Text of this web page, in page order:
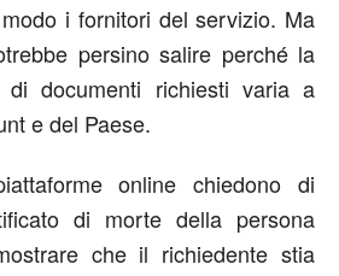
i fornitori del servizio. Ma
persino salire perché la
documenti richiesti varia a
e del Paese.
online chiedono di
di morte della persona
che il richiedente stia